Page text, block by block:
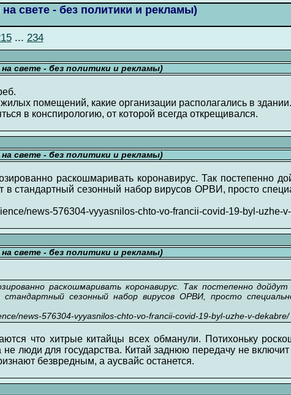
свете - без политики и рекламы)
... 234
свете - без политики и рекламы)
помещений, какие организации располагались в здании.
в конспирологию, от которой всегда открещивался.
свете - без политики и рекламы)
раскошмаривать коронавирус. Так постепенно
в стандартный сезонный набор вирусов ОРВИ, просто
news-576304-vyyasnilos-chto-vo-francii-covid-19-byl-uzhe-
свете - без политики и рекламы)
раскошмаривать коронавирус. Так постепенно
сезонный набор вирусов ОРВИ, просто
news-576304-vyyasnilos-chto-vo-francii-covid-19-byl-uzhe-v-dekabre/
что хитрые китайцы всех обманули. Потихоньку
не люди для государства. Китай заднюю передачу не
безвредным, а аусвайс останется.